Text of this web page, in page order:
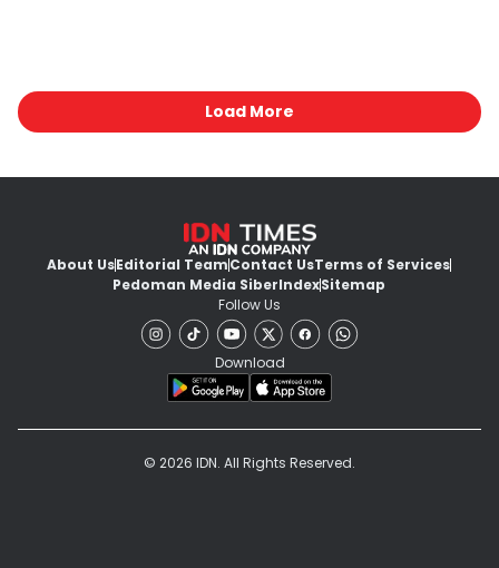
Load More
About UsEditorial TeamContact UsTerms of Services
Pedoman Media SiberIndexSitemap
Follow Us
Download
© 2026 IDN. All Rights Reserved.